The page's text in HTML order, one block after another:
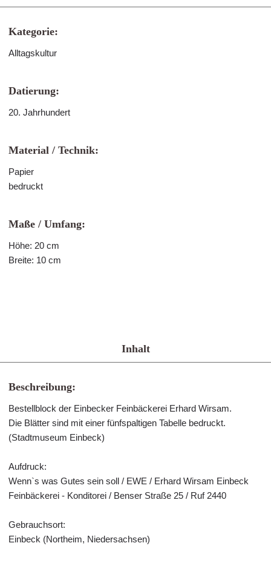
Kategorie:
Alltagskultur
Datierung:
20. Jahrhundert
Material / Technik:
Papier
bedruckt
Maße / Umfang:
Höhe: 20 cm
Breite: 10 cm
Inhalt
Beschreibung:
Bestellblock der Einbecker Feinbäckerei Erhard Wirsam.
Die Blätter sind mit einer fünfspaltigen Tabelle bedruckt.
(Stadtmuseum Einbeck)
Aufdruck:
Wenn`s was Gutes sein soll / EWE / Erhard Wirsam Einbeck
Feinbäckerei - Konditorei / Benser Straße 25 / Ruf 2440
Gebrauchsort:
Einbeck (Northeim, Niedersachsen)